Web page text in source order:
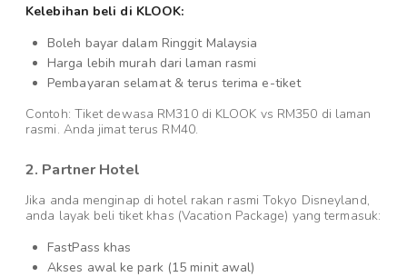
Kelebihan beli di KLOOK:
Boleh bayar dalam Ringgit Malaysia
Harga lebih murah dari laman rasmi
Pembayaran selamat & terus terima e-tiket
Contoh: Tiket dewasa RM310 di KLOOK vs RM350 di laman
rasmi. Anda jimat terus RM40.
2. Partner Hotel
Jika anda menginap di hotel rakan rasmi Tokyo Disneyland,
anda layak beli tiket khas (Vacation Package) yang termasuk:
FastPass khas
Akses awal ke park (15 minit awal)